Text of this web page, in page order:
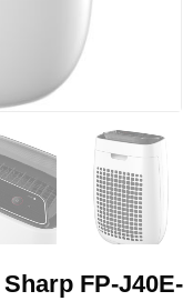
FP-J40E-